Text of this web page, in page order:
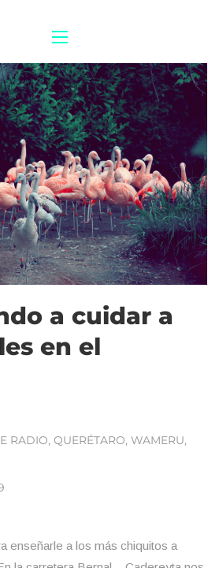
a cuidar a
en el
RADIO, QUERÉTARO, WAMERU,
enseñarle a los más chiquitos a